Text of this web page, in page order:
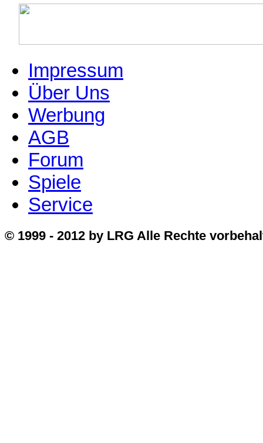
Impressum
Über Uns
Werbung
AGB
Forum
Spiele
Service
© 1999 - 2012 by LRG Alle Rechte